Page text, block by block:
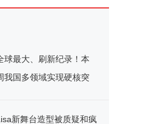
球最大、刷新纪录！本
我国多领域实现硬核突
新舞台造型被质疑和疯